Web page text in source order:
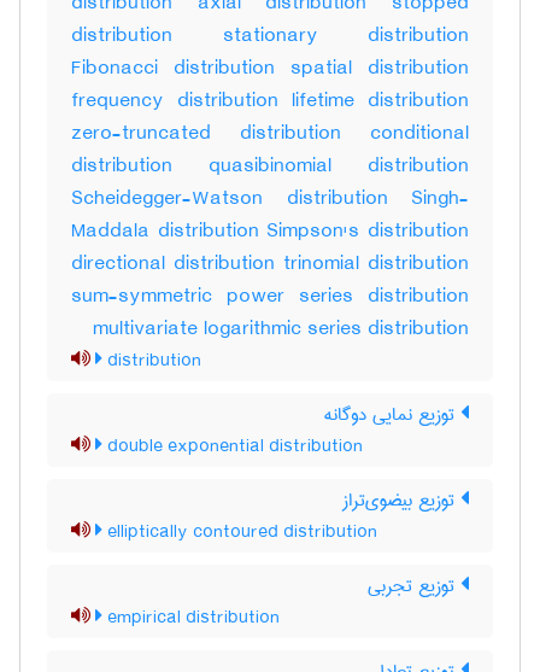
distribution stationary distribution
Fibonacci distribution spatial distribution
frequency distribution lifetime distribution
zero-truncated distribution conditional
distribution quasibinomial distribution
Scheidegger-Watson distribution Singh-
Maddala distribution Simpson's distribution
directional distribution trinomial distribution
sum-symmetric power series distribution
multivariate logarithmic series distribution
distribution
توزیع نمایی دوگانه
double exponential distribution
توزیع بیضوی‌تراز
elliptically contoured distribution
توزیع تجربی
empirical distribution